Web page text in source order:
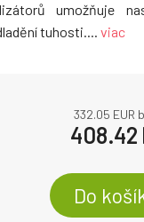
umožňuje
tuhosti.... viac
332.05 EUR
408.42
Do